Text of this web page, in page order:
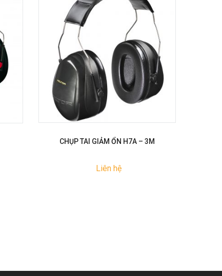
CHỤP TAI GIẢM ỔN H7A – 3M
Liên hệ